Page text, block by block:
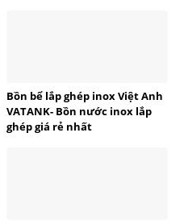
Bồn bể lắp ghép inox Việt Anh
VATANK- Bồn nước inox lắp
ghép giá rẻ nhất